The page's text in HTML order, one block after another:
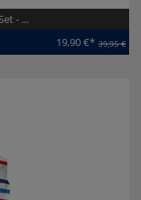
- ...
19,90 €* 39,95 €